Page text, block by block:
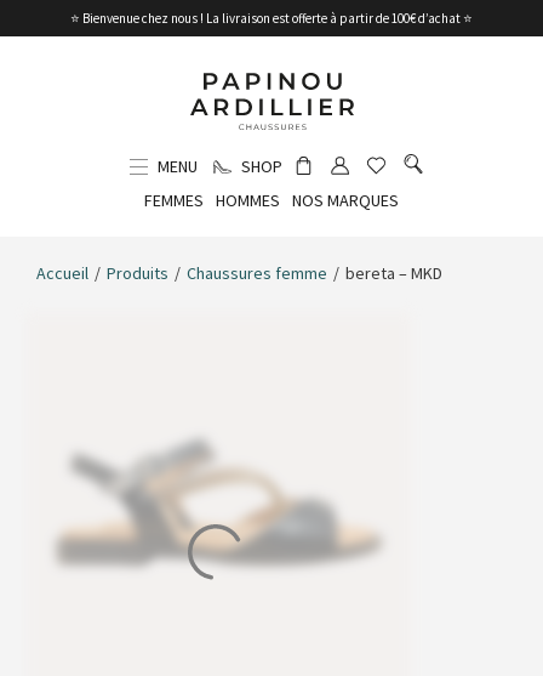
⭐ Bienvenue chez nous ! La livraison est offerte à partir de 100€ d’achat ⭐
MENU
SHOP
FEMMES
HOMMES NOS MARQUES
Accueil / Produits / Chaussures femme / bereta – MKD